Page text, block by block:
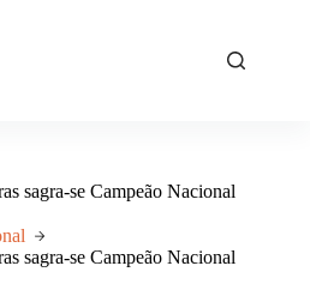
sagra-se Campeão Nacional
sagra-se Campeão Nacional